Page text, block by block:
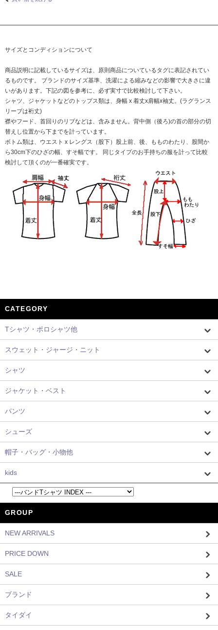
サイズとコンディションについて
商品説明に記載しているサイズは、原則商品についているタグに表記されてい
るものです。 ブランドのサイズ基準、洗濯による縮みなどの影響で大きさに違
いがあります。下記の図を参考に、必ず実寸で比較検討して下さい。
シャツ、ジャケットなどのトップス類は、身幅 x 着丈x肩幅x袖丈。(ラグランス
リーブは裄丈)
襟やフード、首回りのリブなどは、含みません。背中側（後ろ)の首の部分の切
替えし位置から下までを計っています。
ボトム類は、ウエスト x レングス（股下）股上前、後、もものわたり、股間か
ら30cm下のひざの幅、すそ幅です。 同じタイプのお手持ちの服を計って比較
検討して頂くのが一番確実です。
CATEGORY
Tシャツ・ポロシャツ他
スウェット・ジャージ・ニット
シャツ
ジャケット・ベスト
パンツ
シューズ
帽子・バッグ・小物他
kids
GROUP
NEW ARRIVALS
PRICE DOWN
SALE
ブランド
タイダイ